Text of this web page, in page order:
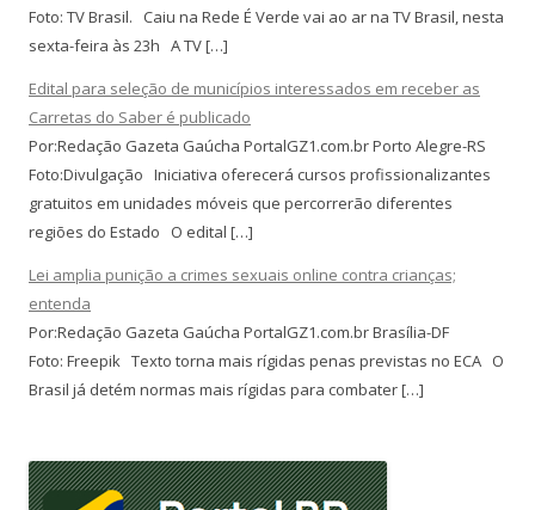
Foto: TV Brasil. Caiu na Rede É Verde vai ao ar na TV Brasil, nesta
sexta-feira às 23h A TV […]
Edital para seleção de municípios interessados em receber as
Carretas do Saber é publicado
Por:Redação Gazeta Gaúcha PortalGZ1.com.br Porto Alegre-RS
Foto:Divulgação Iniciativa oferecerá cursos profissionalizantes
gratuitos em unidades móveis que percorrerão diferentes
regiões do Estado O edital […]
Lei amplia punição a crimes sexuais online contra crianças;
entenda
Por:Redação Gazeta Gaúcha PortalGZ1.com.br Brasília-DF
Foto: Freepik Texto torna mais rígidas penas previstas no ECA O
Brasil já detém normas mais rígidas para combater […]